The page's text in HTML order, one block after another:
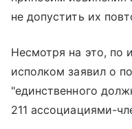
не допустить их
Несмотря на это, по
исполком заявил о
"единственного
211 ассоциациями-